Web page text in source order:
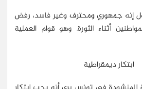
إنه جمهوري ومحترف وغير فاسد، رفض
أثناء الثورة. وهو قوام العملية
ابتكار ديمقراطية